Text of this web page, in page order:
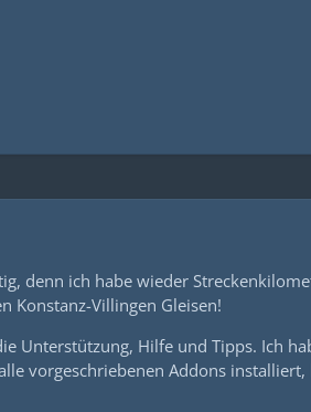
denn ich habe wieder
Konstanz-Villingen Gleisen!
Unterstützung, Hilfe und Tipps. Ich
vorgeschriebenen Addons